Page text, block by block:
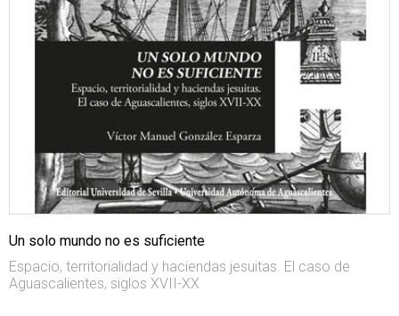
Un solo mundo no es suficiente
Espacio, territorialidad y haciendas jesuitas. El caso de
Aguascalientes, siglos XVII-XX